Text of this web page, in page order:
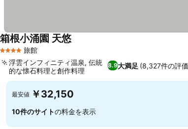
4 ホテルのランク
旅館
箱根小涌園 天悠料金を表示
8.9大満足 (8,327件の評
浮雲インフィニティ温泉, 伝統
的な懐石料理と創作料理
最安値 ￥32,150
10件のサイトの料金を表示